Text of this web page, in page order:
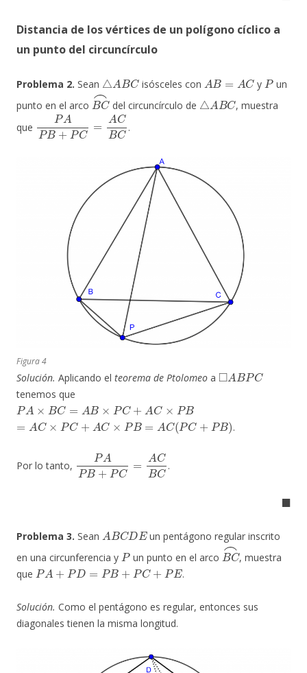
Distancia de los vértices de un polígono cíclico a
un punto del circuncírculo
Problema 2. Sean
△ ABC
isósceles con
A B=
y
P
un
punto en el arco
BC⌢
del circuncírculo de
△ ABC
, muestra
que
PB+P BC
.
Figura 4
Solución. Aplicando el teorema de Ptolomeo a
◻ A BPC
tenemos que
PA×BC= AB× PC+ C× PB
= AC×PC+A C ×PB =AC (PC+PB)
.
Por lo tanto,
PB+P BC
.
◼
Problema 3. Sean
A BCDE
un pentágono regular inscrito
en una circunferencia y
P
un punto en el arco
BC⌢
, muestra
que
PA +PD=PB+PC+ P
.
Solución. Como el pentágono es regular, entonces sus
diagonales tienen la misma longitud.